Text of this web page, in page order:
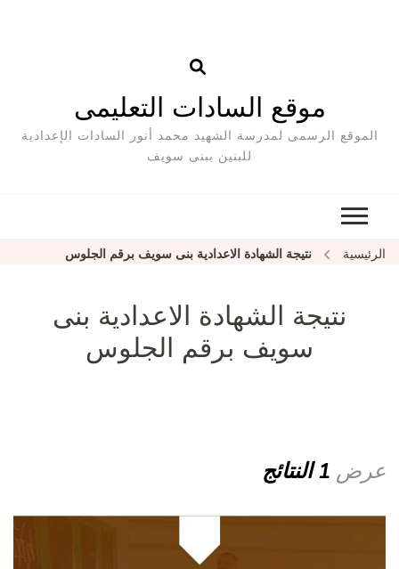
موقع السادات التعليمى
الموقع الرسمى لمدرسة الشهيد محمد أنور السادات الإعدادية
للبنين ببنى سويف
الرئيسية نتيجة الشهادة الاعدادية بنى سويف برقم الجلوس
نتيجة الشهادة الاعدادية بنى
سويف برقم الجلوس
عرض 1 النتائج